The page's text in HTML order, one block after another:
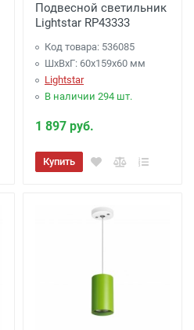
Подвесной светильник
Lightstar RP43333
Код товара: 536085
ШхВхГ: 60x159x60 мм
Lightstar
В наличии 294 шт.
1 897 руб.
Купить